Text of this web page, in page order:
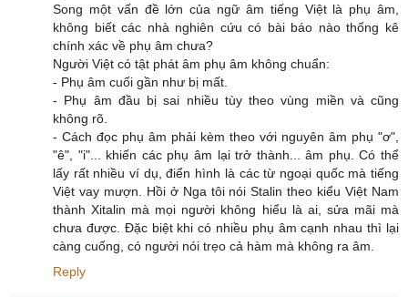
Song một vấn đề lớn của ngữ âm tiếng Việt là phụ âm,
không biết các nhà nghiên cứu có bài báo nào thống kê
chính xác về phụ âm chưa?
Người Việt có tật phát âm phụ âm không chuẩn:
- Phụ âm cuối gần như bị mất.
- Phụ âm đầu bị sai nhiều tùy theo vùng miền và cũng
không rõ.
- Cách đọc phụ âm phải kèm theo với nguyên âm phụ "ơ",
"ê", "i"... khiến các phụ âm lại trở thành... âm phụ. Có thể
lấy rất nhiều ví dụ, điển hình là các từ ngoại quốc mà tiếng
Việt vay mượn. Hồi ở Nga tôi nói Stalin theo kiểu Việt Nam
thành Xitalin mà mọi người không hiểu là ai, sửa mãi mà
chưa được. Đặc biệt khi có nhiều phụ âm cạnh nhau thì lại
càng cuống, có người nói trẹo cả hàm mà không ra âm.
Reply